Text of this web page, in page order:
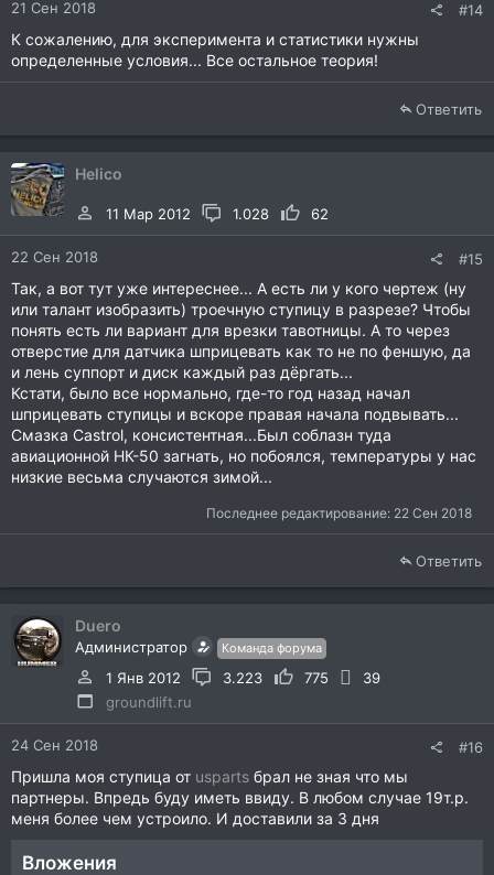
21 Сен 2018 #14
К сожалению, для эксперимента и статистики нужны
определенные условия... Все остальное теория!
Ответить
Helico
11 Мар 2012 1.028 62
22 Сен 2018 #15
Так, а вот тут уже интереснее... А есть ли у кого чертеж (ну
или талант изобразить) троечную ступицу в разрезе? Чтобы
понять есть ли вариант для врезки тавотницы. А то через
отверстие для датчика шприцевать как то не по феншую, да
и лень суппорт и диск каждый раз дёргать...
Кстати, было все нормально, где-то год назад начал
шприцевать ступицы и вскоре правая начала подвывать...
Смазка Castrol, консистентная...Был соблазн туда
авиационной НК-50 загнать, но побоялся, температуры у нас
низкие весьма случаются зимой...
Последнее редактирование: 22 Сен 2018
Ответить
Duero
Администратор Команда форума
1 Янв 2012 3.223 775
39
groundlift.ru
24 Сен 2018 #16
Пришла моя ступица от usparts брал не зная что мы
партнеры. Впредь буду иметь ввиду. В любом случае 19т.р.
меня более чем устроило. И доставили за 3 дня
Вложения